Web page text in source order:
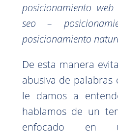
posicionamiento
seo –
posicionamiento
De esta manera
abusiva de palabras
le damos a
hablamos de un
enfocado en